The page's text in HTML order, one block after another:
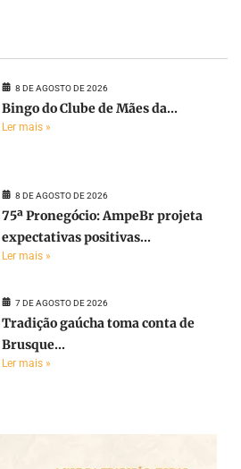
8 DE AGOSTO DE 2026
Bingo do Clube de Mães da...
Ler mais »
8 DE AGOSTO DE 2026
75ª Pronegócio: AmpeBr projeta
expectativas positivas...
Ler mais »
7 DE AGOSTO DE 2026
Tradição gaúcha toma conta de
Brusque...
Ler mais »